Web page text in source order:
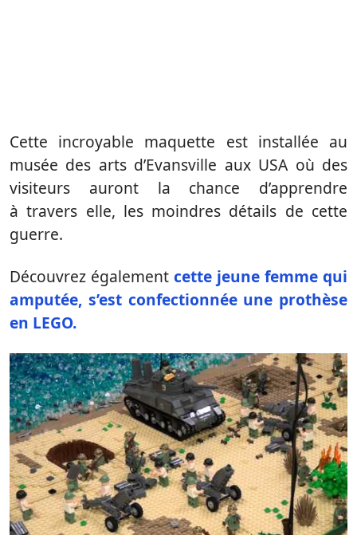
Cette incroyable maquette est installée au
musée des arts d’Evansville aux USA où des
visiteurs auront la chance d’apprendre
à travers elle, les moindres détails de cette
guerre.
Découvrez également cette jeune femme qui
amputée, s’est confectionnée une prothèse
en LEGO.